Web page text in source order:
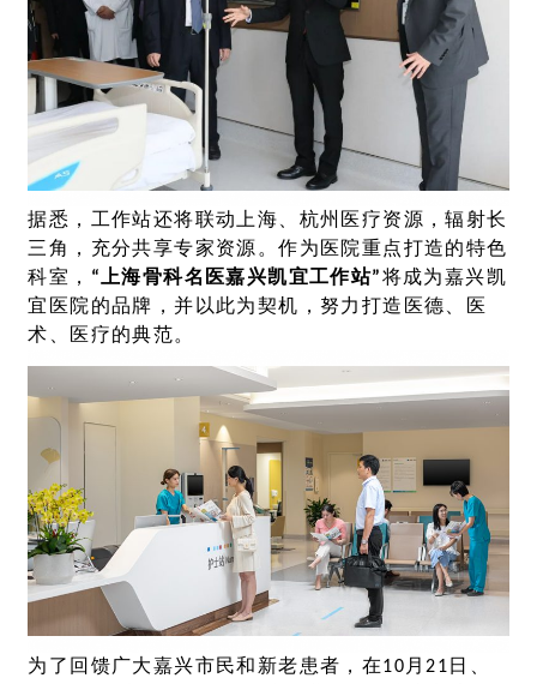
据悉，工作站还将联动上海、杭州医疗资源，辐射长
三角，充分共享专家资源。作为医院重点打造的特色
科室， “上海骨科名医嘉兴凯宜工作站”将成为嘉兴凯
宜医院的品牌，并以此为契机，努力打造医德、医
术、医疗的典范。
为了回馈广大嘉兴市民和新老患者，在10月21日、